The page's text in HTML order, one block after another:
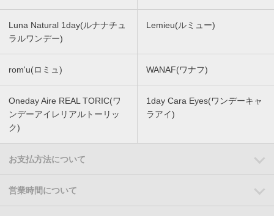
Luna Natural 1day(ルナナチュ
ラルワンデー)
Lemieu(ルミュー)
rom'u(ロミュ) WANAF(ワナフ)
Oneday Aire REAL TORIC(ワ
ンデーアイレリアルトーリッ
ク)
1day Cara Eyes(ワンデーキャ
ラアイ)
お支払方法について
営業時間について